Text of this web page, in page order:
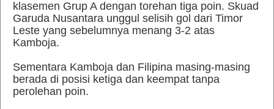
klasemen Grup A dengan torehan tiga poin. Skuad
Garuda Nusantara unggul selisih gol dari Timor
Leste yang sebelumnya menang 3-2 atas
Kamboja.
Sementara Kamboja dan Filipina masing-masing
berada di posisi ketiga dan keempat tanpa
perolehan poin.